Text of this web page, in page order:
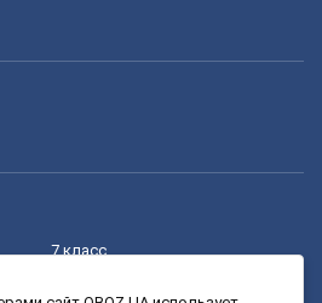
7 класс